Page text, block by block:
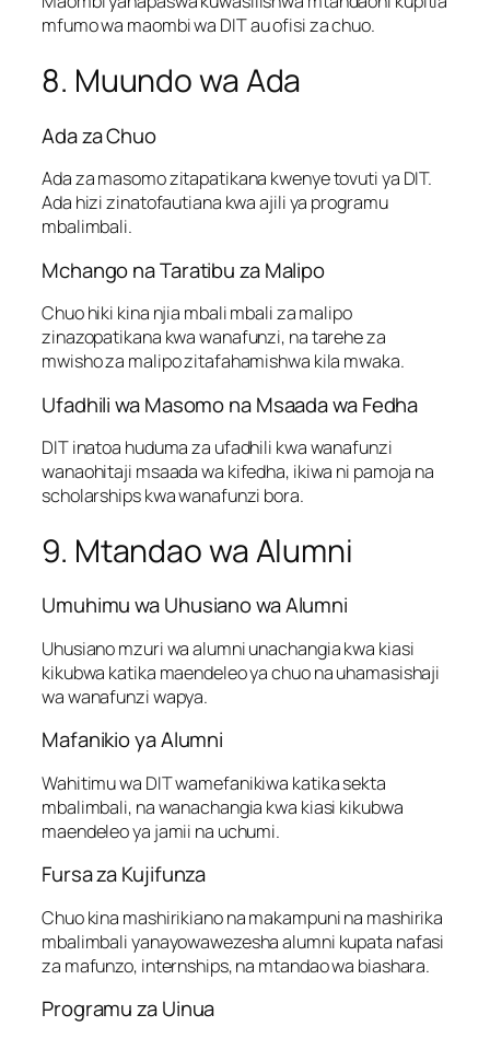
mfumo wa maombi wa DIT au ofisi za chuo.
8. Muundo wa Ada
Ada za Chuo
Ada za masomo zitapatikana kwenye tovuti ya DIT.
Ada hizi zinatofautiana kwa ajili ya programu
mbalimbali.
Mchango na Taratibu za Malipo
Chuo hiki kina njia mbali mbali za malipo
zinazopatikana kwa wanafunzi, na tarehe za
mwisho za malipo zitafahamishwa kila mwaka.
Ufadhili wa Masomo na Msaada wa Fedha
DIT inatoa huduma za ufadhili kwa wanafunzi
wanaohitaji msaada wa kifedha, ikiwa ni pamoja na
scholarships kwa wanafunzi bora.
9. Mtandao wa Alumni
Umuhimu wa Uhusiano wa Alumni
Uhusiano mzuri wa alumni unachangia kwa kiasi
kikubwa katika maendeleo ya chuo na uhamasishaji
wa wanafunzi wapya.
Mafanikio ya Alumni
Wahitimu wa DIT wamefanikiwa katika sekta
mbalimbali, na wanachangia kwa kiasi kikubwa
maendeleo ya jamii na uchumi.
Fursa za Kujifunza
Chuo kina mashirikiano na makampuni na mashirika
mbalimbali yanayowawezesha alumni kupata nafasi
za mafunzo, internships, na mtandao wa biashara.
Programu za Uinua